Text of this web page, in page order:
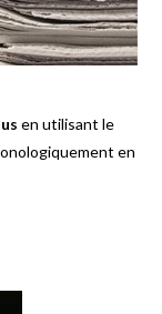
en utilisant le
en